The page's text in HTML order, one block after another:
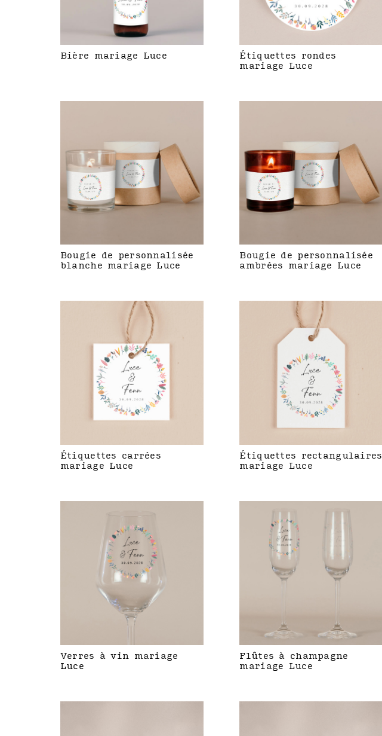
Bière mariage Luce
Étiquettes rondes
mariage Luce
Bougie de personnalisée
blanche mariage Luce
Bougie de personnalisée
ambrées mariage Luce
Étiquettes carrées
mariage Luce
Étiquettes rectangulaires
mariage Luce
Verres à vin mariage
Luce
Flûtes à champagne
mariage Luce